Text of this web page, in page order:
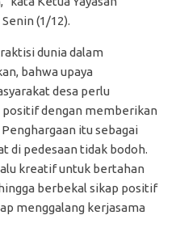
(1/12).
dunia dalam
bahwa upaya
desa perlu
dengan memberikan
itu sebagai
di pedesaan tidak bodoh.
kreatif untuk bertahan
berbekal sikap positif
menggalang kerjasama